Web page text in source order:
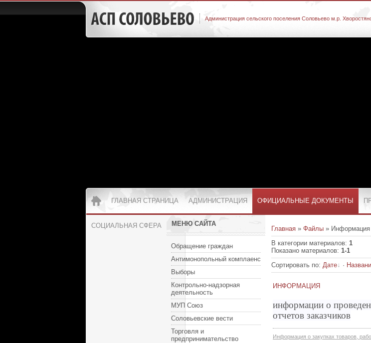
Администрация сельского поселения Соловьево м.р.
ГЛАВНАЯ СТРАНИЦА АДМИНИСТРАЦИЯ ОФИЦИАЛЬНЫЕ ДОКУМЕНТЫ
СОЦИАЛЬНАЯ СФЕРА МЕНЮ САЙТА
Обращение граждан
Антимонопольный комплаенс
Выборы
Контрольно-надзорная
деятельность
МУП Союз
Соловьевские вести
Торговля и
предпринимательство
Главная » Файлы » Информация
В категории материалов: 1
Показано материалов: 1-1
Сортировать по: Дате ·
ИНФОРМАЦИЯ
информации о
отчетов заказчиков
Информация о закупках товаров,